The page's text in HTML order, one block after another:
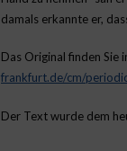
damals erkannte er,
Das Original finden
frankfurt.de/cm/
Der Text wurde dem